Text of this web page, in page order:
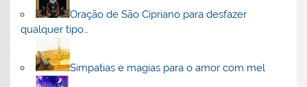
Oração de São Cipriano para desfazer
qualquer tipo…
Simpatias e magias para o amor com mel